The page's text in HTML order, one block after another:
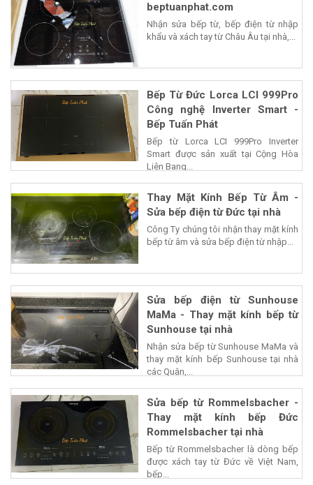
beptuanphat.com
Nhận sửa bếp từ, bếp điện từ nhập
khẩu và xách tay từ Châu Âu tại nhà,...
Bếp Từ Đức Lorca LCI 999Pro
Công nghệ Inverter Smart -
Bếp Tuấn Phát
Bếp từ Lorca LCI 999Pro Inverter
Smart được sản xuất tại Cộng Hòa
Liên Bang...
Thay Mặt Kính Bếp Từ Âm -
Sửa bếp điện từ Đức tại nhà
Công Ty chúng tôi nhận thay mặt kính
bếp từ âm và sửa bếp điện từ nhập...
Sửa bếp điện từ Sunhouse
MaMa - Thay mặt kính bếp từ
Sunhouse tại nhà
Nhận sửa bếp từ Sunhouse MaMa và
thay mặt kính bếp Sunhouse tại nhà
các Quận,...
Sửa bếp từ Rommelsbacher -
Thay mặt kính bếp Đức
Rommelsbacher tại nhà
Bếp từ Rommelsbacher là dòng bếp
được xách tay từ Đức về Việt Nam,
bếp...